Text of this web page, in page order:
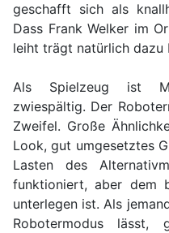
geschafft sich als
Dass Frank Welker im
leiht trägt natürlich dazu
Als Spielzeug ist
zwiespältig. Der
Zweifel. Große
Look, gut umgesetztes
Lasten des
funktioniert, aber dem
unterlegen ist. Als
Robotermodus